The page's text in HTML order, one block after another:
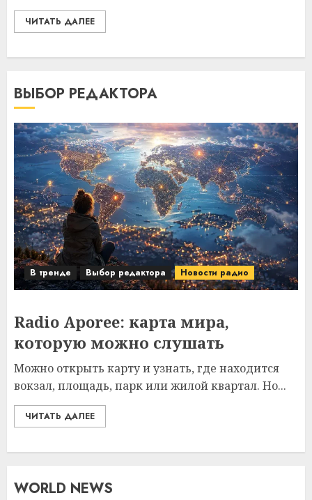
ЧИТАТЬ ДАЛЕЕ
ВЫБОР РЕДАКТОРА
В тренде Выбор редактора Новости радио
Radio Aporee: карта мира,
которую можно слушать
Можно открыть карту и узнать, где находится
вокзал, площадь, парк или жилой квартал. Но...
ЧИТАТЬ ДАЛЕЕ
WORLD NEWS